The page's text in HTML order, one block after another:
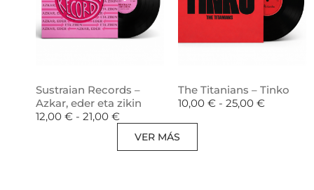
Sustraian Records –
Azkar, eder eta zikin
12,00 € - 21,00 €
The Titanians – Tinko
10,00 € - 25,00 €
VER MÁS